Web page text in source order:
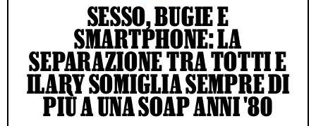
SESSO, BUGIE E
SMARTPHONE: LA
SEPARAZIONE TRA TOTTI E
ILARY SOMIGLIA SEMPRE DI
PIÙ A UNA SOAP ANNI '80